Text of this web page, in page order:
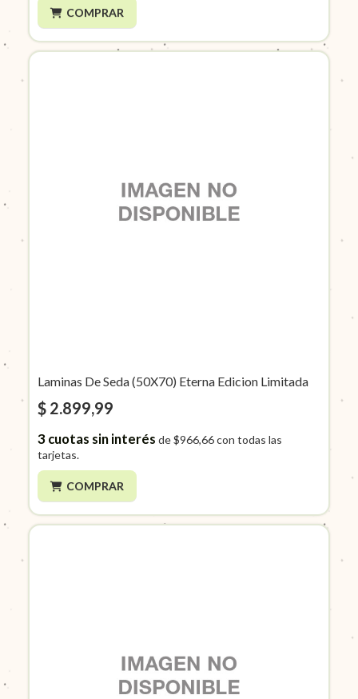
COMPRAR
Laminas De Seda (50X70) Eterna Edicion Limitada
$ 2.899,99
3cuotas sin interés de$966,66con todas las
tarjetas.
COMPRAR